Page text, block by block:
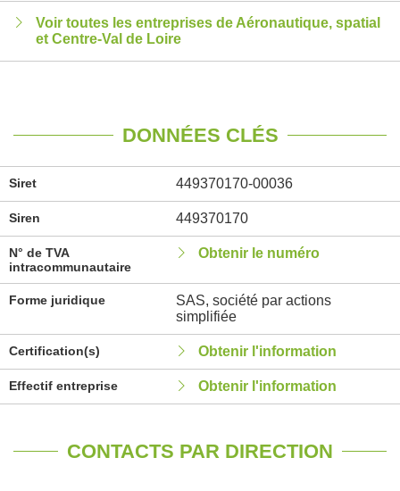
Voir toutes les entreprises de Aéronautique, spatial
et Centre-Val de Loire
DONNÉES CLÉS
Siret 449370170-00036
Siren 449370170
N° de TVA
intracommunautaire
Obtenir le numéro
Forme juridique
SAS, société par actions
simplifiée
Certification(s) Obtenir l'information
Effectif entreprise Obtenir l'information
CONTACTS PAR DIRECTION